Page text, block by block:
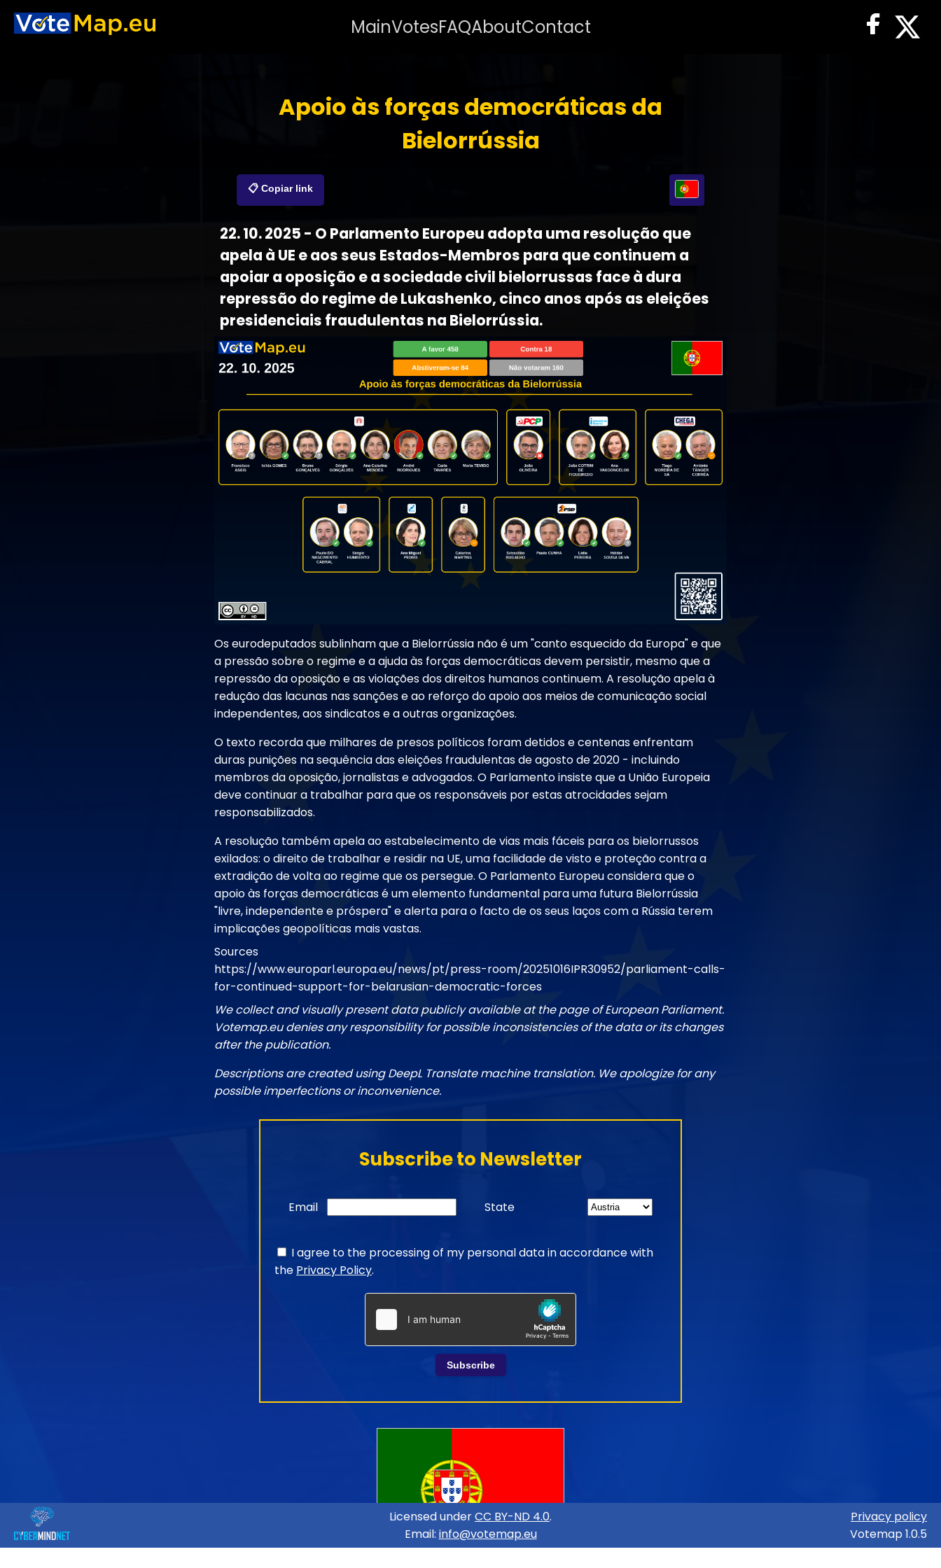
MainVotesFAQAboutContact
Apoio às forças democráticas da
Bielorrússia
📋 Copiar link
22. 10. 2025 - O Parlamento Europeu adopta uma resolução que
apela à UE e aos seus Estados-Membros para que continuem a
apoiar a oposição e a sociedade civil bielorrussas face à dura
repressão do regime de Lukashenko, cinco anos após as eleições
presidenciais fraudulentas na Bielorrússia.
Os eurodeputados sublinham que a Bielorrússia não é um "canto esquecido da Europa" e que
a pressão sobre o regime e a ajuda às forças democráticas devem persistir, mesmo que a
repressão da oposição e as violações dos direitos humanos continuem. A resolução apela à
redução das lacunas nas sanções e ao reforço do apoio aos meios de comunicação social
independentes, aos sindicatos e a outras organizações.
O texto recorda que milhares de presos políticos foram detidos e centenas enfrentam
duras punições na sequência das eleições fraudulentas de agosto de 2020 - incluindo
membros da oposição, jornalistas e advogados. O Parlamento insiste que a União Europeia
deve continuar a trabalhar para que os responsáveis por estas atrocidades sejam
responsabilizados.
A resolução também apela ao estabelecimento de vias mais fáceis para os bielorrussos
exilados: o direito de trabalhar e residir na UE, uma facilidade de visto e proteção contra a
extradição de volta ao regime que os persegue. O Parlamento Europeu considera que o
apoio às forças democráticas é um elemento fundamental para uma futura Bielorrússia
"livre, independente e próspera" e alerta para o facto de os seus laços com a Rússia terem
implicações geopolíticas mais vastas.
Sources
https://www.europarl.europa.eu/news/pt/press-room/20251016IPR30952/parliament-calls-
for-continued-support-for-belarusian-democratic-forces
We collect and visually present data publicly available at the page of European Parliament.
Votemap.eu denies any responsibility for possible inconsistencies of the data or its changes
after the publication.
Descriptions are created using DeepL Translate machine translation. We apologize for any
possible imperfections or inconvenience.
Subscribe to Newsletter
Email State
I agree to the processing of my personal data in accordance with
the Privacy Policy.
Subscribe
Licensed underCC BY-ND 4.0.
Email: info@votemap.eu
Privacy policy
Votemap 1.0.5